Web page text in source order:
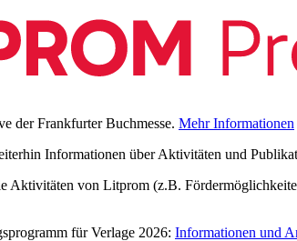
der Frankfurter Buchmesse. Mehr Informationen
Informationen über Aktivitäten und
Aktivitäten von Litprom (z.B.
für Verlage 2026: Informationen und